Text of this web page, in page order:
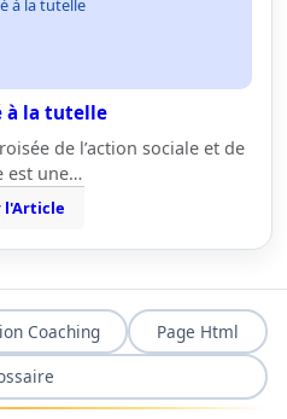
à la tutelle
de l’action sociale et de
est une…
l'Article
Coaching
Page Html